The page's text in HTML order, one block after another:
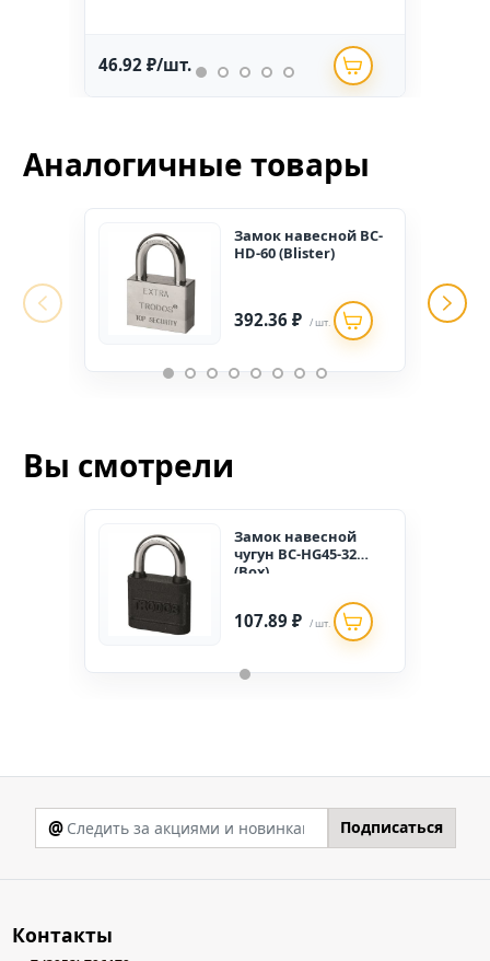
46.92 ₽/шт.
Аналогичные товары
Замок навесной ВС-
HD-60 (Blister)
392.36 ₽ / шт.
Вы смотрели
Замок навесной
чугун BC-HG45-32
(Box)
107.89 ₽ / шт.
@ Подписаться
Контакты